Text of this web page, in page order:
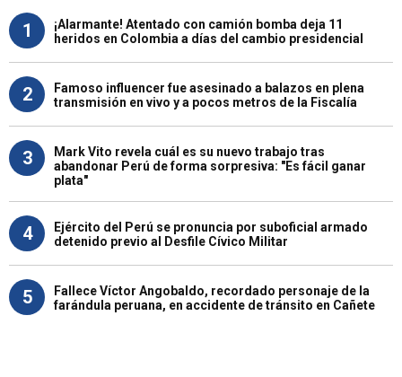
1
¡Alarmante! Atentado con camión bomba deja 11
heridos en Colombia a días del cambio presidencial
2
Famoso influencer fue asesinado a balazos en plena
transmisión en vivo y a pocos metros de la Fiscalía
3
Mark Vito revela cuál es su nuevo trabajo tras
abandonar Perú de forma sorpresiva: "Es fácil ganar
plata"
4
Ejército del Perú se pronuncia por suboficial armado
detenido previo al Desfile Cívico Militar
5
Fallece Víctor Angobaldo, recordado personaje de la
farándula peruana, en accidente de tránsito en Cañete